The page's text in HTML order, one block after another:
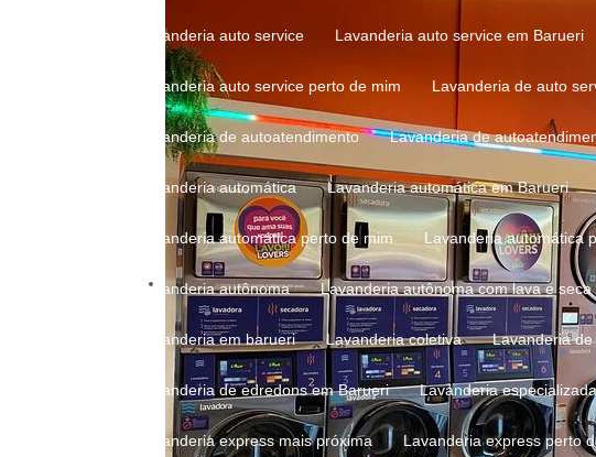
Lavanderia auto service Lavanderia auto service em Barueri
Lavanderia auto service perto de mim Lavanderia de auto
Lavanderia de autoatendimento Lavanderia de
Lavanderia automática Lavanderia automática em Barueri
Lavanderia automática perto de mim Lavanderia automática
Lavanderia autônoma Lavanderia autônoma com lava e seca
Lavanderia em barueri Lavanderia coletiva Lavanderia
Lavanderia de edredons em Barueri Lavanderia
Lavanderia express mais próxima Lavanderia express perto